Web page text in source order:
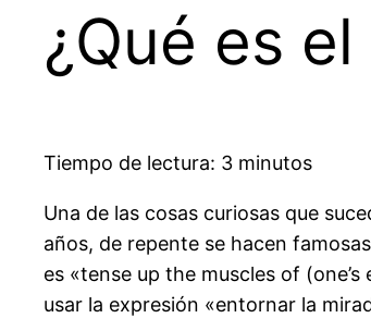
¿Qué es
Tiempo de lectura: 3 minutos
Una de las cosas curiosas que
años, de repente se hacen
es «tense up the muscles of
usar la expresión «entornar la